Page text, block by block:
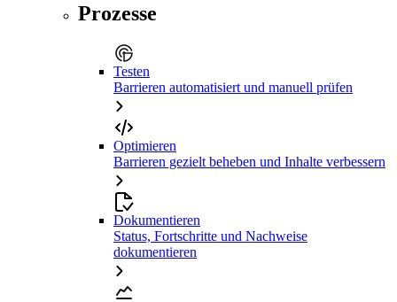
Prozesse
Testen
Barrieren automatisiert und manuell prüfen
Optimieren
Barrieren gezielt beheben und Inhalte verbessern
Dokumentieren
Status, Fortschritte und Nachweise
dokumentieren